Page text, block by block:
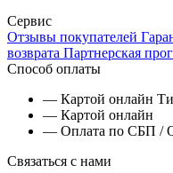
Сервис
Отзывы покупателей
возврата Партнерская
Способ оплаты
— Картой онлайн
— Картой онлайн
— Оплата по СБП /
Связаться с нами